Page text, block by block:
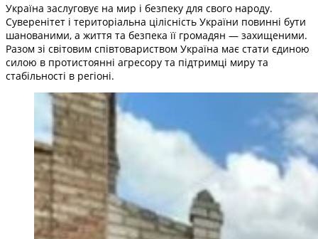
Україна заслуговує на мир і безпеку для свого народу.
Суверенітет і територіальна цілісність України повинні бути
шанованими, а життя та безпека її громадян — захищеними.
Разом зі світовим співтовариством Україна має стати єдиною
силою в протистоянні агресору та підтримці миру та
стабільності в регіоні.